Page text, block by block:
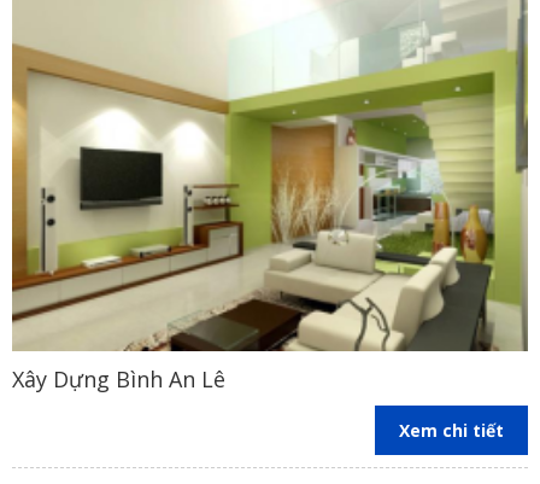
Xây Dựng Bình An Lê
Xem chi tiết